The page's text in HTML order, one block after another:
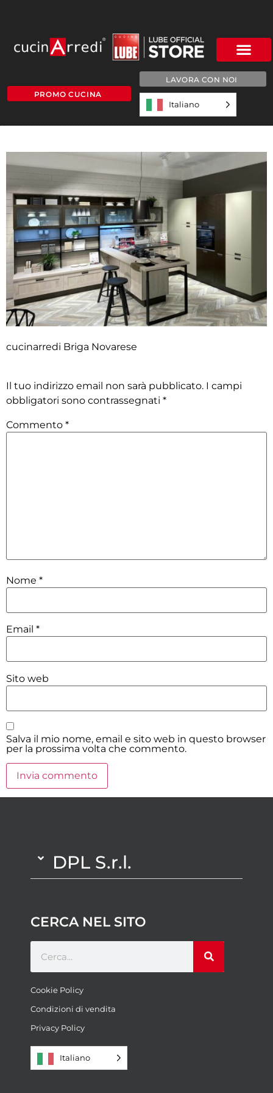
PROMO CUCINA
LAVORA CON NOI
Italiano
cucinarredi Briga Novarese
Il tuo indirizzo email non sarà pubblicato. I campi
obbligatori sono contrassegnati *
Commento *
Nome *
Email *
Sito web
Salva il mio nome, email e sito web in questo browser
per la prossima volta che commento.
DPL S.r.l.
CERCA NEL SITO
Cookie Policy
Condizioni di vendita
Privacy Policy
Italiano